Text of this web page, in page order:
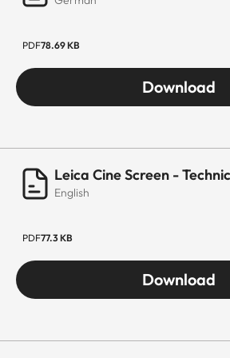
SCHNITTSTELLEN
USB
2x
2.0
PDF78.69 KB
Download
Leica Cine Screen -
English
PDF77.3 KB
Download